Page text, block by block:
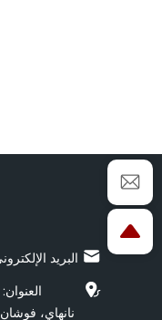
البريد
نانهاي،